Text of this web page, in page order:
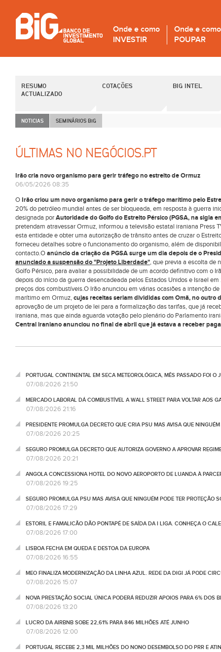
Onde e como
INVESTIR
Onde e como
POUPAR
RESUMO
ACTUALIZADO
COTAÇÕES BIG INTEL
NOTICIAS SEMINÁRIOS BiG
ÚLTIMAS NO NEGÓCIOS.PT
Irão cria novo organismo para gerir tráfego no estreito de Ormuz
06/05/2026 08:35
OIrão criou um novo organismo para gerir o tráfego marítimo pelo
20% do petróleo mundial antes de ser bloqueada, em resposta à guerra
designada porAutoridade do Golfo do Estreito Pérsico (PGSA, na sigla
pretendam atravessar Ormuz, informou a televisão estatal iraniana Press
esta entidade e obter uma autorização de trânsito antes de cruzar o
forneceu detalhes sobre o funcionamento do organismo, além de
contacto.Oanúncio da criação da PGSA surge um dia depois de o
anunciado a suspensão do "Projeto Liberdade", que previa a escolta de
Golfo Pérsico, para avaliar a possibilidade de um acordo definitivo com o
depois do início da guerra desencadeada pelos Estados Unidos e Israel
preços dos combustíveis.O Irão anunciou em várias ocasiões a intenção
marítimo em Ormuz,cujas receitas seriam divididas com Omã, no outro
aprovação de um projeto de lei para a formalização das tarifas, que já
iraniana, mas que ainda aguarda votação pelo plenário do Parlamento
Central iraniano anunciou no final de abril que já estava a receber
PORTUGAL CONTINENTAL EM SECA METEOROLÓGICA, MÊS PASSADO FOI O
07/08/2026 21:50
MERCADO LABORAL DÁ COMBUSTÍVEL A WALL STREET PARA VOLTAR AOS
07/08/2026 21:16
PRESIDENTE PROMULGA DECRETO QUE CRIA PSU MAS AVISA QUE
07/08/2026 20:25
SEGURO PROMULGA DECRETO QUE AUTORIZA GOVERNO A APROVAR
07/08/2026 20:21
ANGOLA CONCESSIONA HOTEL DO NOVO AEROPORTO DE LUANDA À
07/08/2026 19:25
SEGURO PROMULGA PSU MAS AVISA QUE NINGUÉM PODE TER PROTEÇÃO
07/08/2026 17:29
ESTORIL E FAMALICÃO DÃO PONTAPÉ DE SAÍDA DA I LIGA. CONHEÇA O
07/08/2026 17:00
LISBOA FECHA EM QUEDA E DESTOA DA EUROPA
07/08/2026 16:55
MEO FINALIZA MODERNIZAÇÃO DA LINHA AZUL. REDE DA DIGI JÁ PODE
07/08/2026 15:07
NOVA PRESTAÇÃO SOCIAL ÚNICA PODERÁ REDUZIR APOIOS PARA 6% DOS
07/08/2026 13:20
LUCRO DA AIRBNB SOBE 22,61% PARA 846 MILHÕES ATÉ JUNHO
07/08/2026 12:00
PORTUGAL RECEBE 2,3 MIL MILHÕES DO NONO DESEMBOLSO DO PRR E